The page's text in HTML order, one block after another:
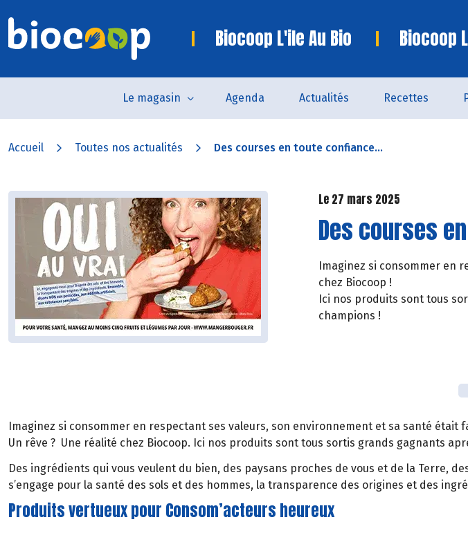
Biocoop L'ile Au Bio Biocoop
Le magasin Agenda Actualités Recettes
Accueil Toutes nos actualités Des courses en toute confiance...
Le 27 mars 2025
Des courses
Imaginez si consommer en
chez Biocoop !
Ici nos produits sont tous
champions !
Imaginez si consommer en respectant ses valeurs, son environnement et sa santé était
Un rêve ? Une réalité chez Biocoop. Ici nos produits sont tous sortis grands gagnants
Des ingrédients qui vous veulent du bien, des paysans proches de vous et de la Terre,
s’engage pour la santé des sols et des hommes, la transparence des origines et des
Produits vertueux pour Consom’acteurs heureux